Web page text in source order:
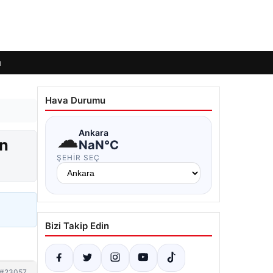
Hava Durumu
☁Ankara
NaN°C
ŞEHIR SEÇ
Bizi Takip Edin